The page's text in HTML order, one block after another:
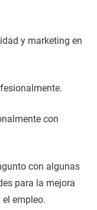
y marketing en
con
con algunas
para la mejora
empleo.